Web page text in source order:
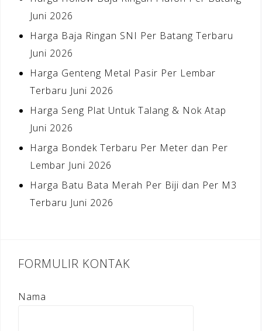
Juni 2026
Harga Baja Ringan SNI Per Batang Terbaru
Juni 2026
Harga Genteng Metal Pasir Per Lembar
Terbaru Juni 2026
Harga Seng Plat Untuk Talang & Nok Atap
Juni 2026
Harga Bondek Terbaru Per Meter dan Per
Lembar Juni 2026
Harga Batu Bata Merah Per Biji dan Per M3
Terbaru Juni 2026
FORMULIR KONTAK
Nama